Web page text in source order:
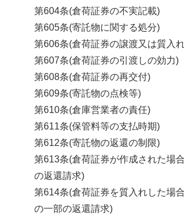
第604条(倉荷証券の不実記載)
第605条(寄託物に関する処分)
第606条(倉荷証券の譲渡又は質入
第607条(倉荷証券の引渡しの効力)
第608条(倉荷証券の再交付)
第609条(寄託物の点検等)
第610条(倉庫営業者の責任)
第611条(保管料等の支払時期)
第612条(寄託物の返還の制限)
第613条(倉荷証券が作成された場
の返還請求)
第614条(倉荷証券を質入れした場
の一部の返還請求)